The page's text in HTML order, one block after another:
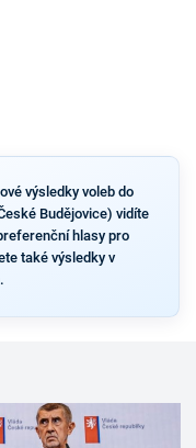
výsledky voleb do
Budějovice) vidíte
hlasy pro
také výsledky v